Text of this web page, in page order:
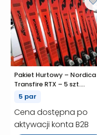
Pakiet Hurtowy – Nordica
Transfire RTX – 5 szt.
(P00977)
5 par
Cena dostępna po
aktywacji konta B2B